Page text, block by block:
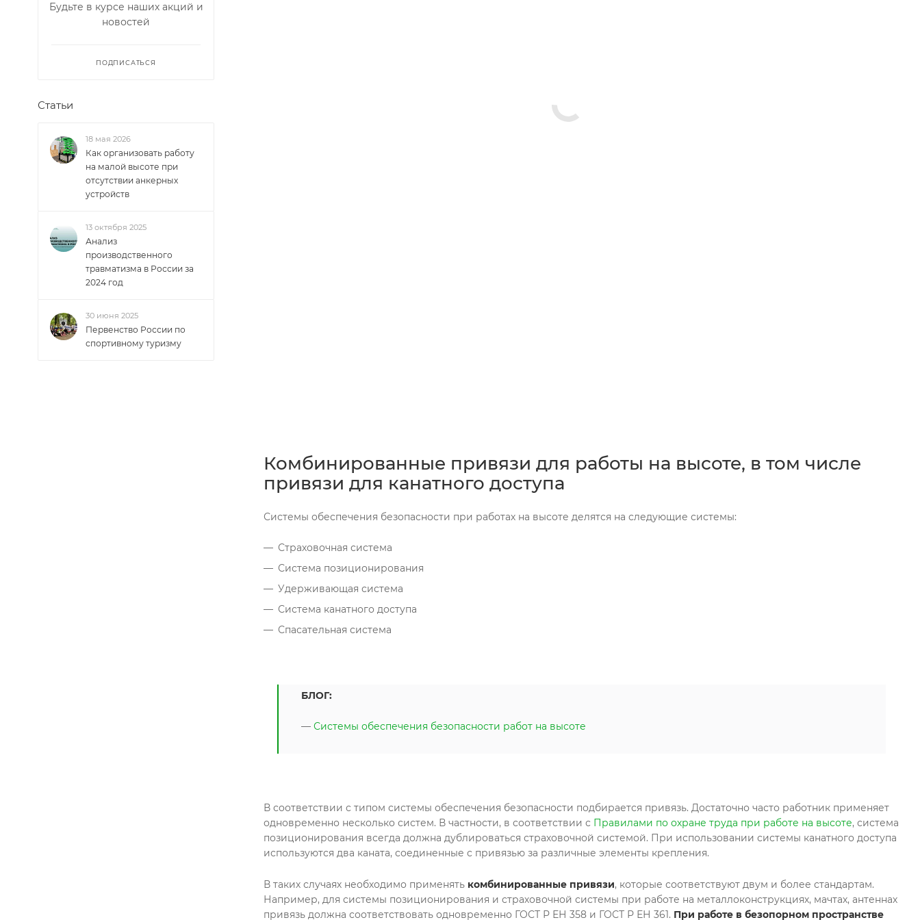
Комбинированные привязи для работы на высоте, в том числе
привязи для канатного доступа
Системы обеспечения безопасности при работах на высоте делятся на следующие системы:
Страховочная система
Система позиционирования
Удерживающая система
Система канатного доступа
Спасательная система
БЛОГ:
— Системы обеспечения безопасности работ на высоте
В соответствии с типом системы обеспечения безопасности подбирается привязь. Достаточно часто работник применяет
одновременно несколько систем. В частности, в соответствии с Правилами по охране труда при работе на высоте, система
позиционирования всегда должна дублироваться страховочной системой. При использовании системы канатного доступа
используются два каната, соединенные с привязью за различные элементы крепления.
В таких случаях необходимо применять комбинированные привязи, которые соответствуют двум и более стандартам.
Например, для системы позиционирования и страховочной системы при работе на металлоконструкциях, мачтах, антеннах
привязь должна соответствовать одновременно ГОСТ Р ЕН 358 и ГОСТ Р ЕН 361. При работе в безопорном пространстве
Будьте в курсе наших акций и
новостей
ПОДПИСАТЬСЯ
Статьи
18 мая 2026
Как организовать работу
на малой высоте при
отсутствии анкерных
устройств
13 октября 2025
Анализ
производственного
травматизма в России за
2024 год
30 июня 2025
Первенство России по
спортивному туризму